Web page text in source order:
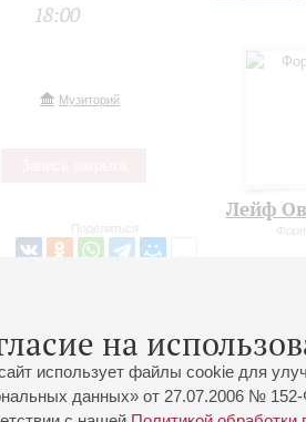
на
использует файлы cookie для
данных» от 27.07.2006 №
18:00
Музиторий
Поделиться:
Лейф